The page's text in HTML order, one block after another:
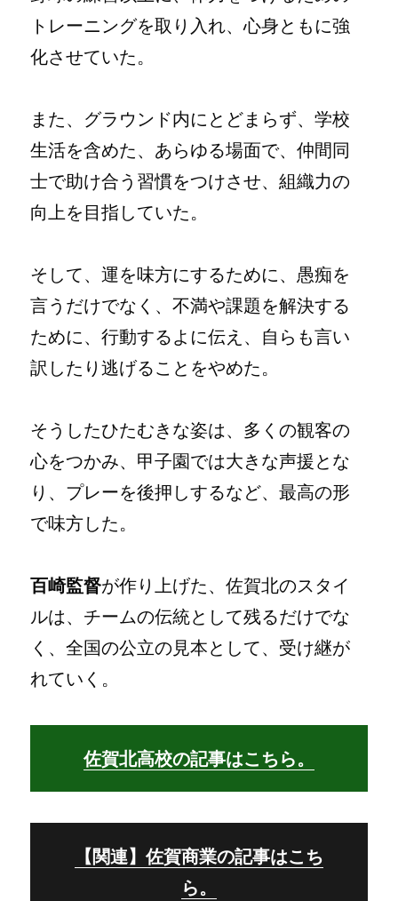
トレーニングを取り入れ、心身ともに強
化させていた。
また、グラウンド内にとどまらず、学校
生活を含めた、あらゆる場面で、仲間同
士で助け合う習慣をつけさせ、組織力の
向上を目指していた。
そして、運を味方にするために、愚痴を
言うだけでなく、不満や課題を解決する
ために、行動するよに伝え、自らも言い
訳したり逃げることをやめた。
そうしたひたむきな姿は、多くの観客の
心をつかみ、甲子園では大きな声援とな
り、プレーを後押しするなど、最高の形
で味方した。
百崎監督が作り上げた、佐賀北のスタイ
ルは、チームの伝統として残るだけでな
く、全国の公立の見本として、受け継が
れていく。
佐賀北高校の記事はこちら。
【関連】佐賀商業の記事はこち
ら。